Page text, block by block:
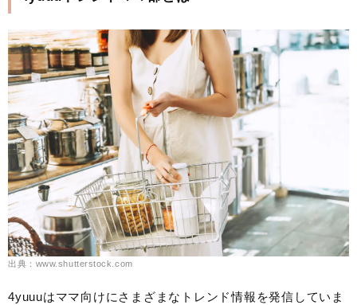
出典：www.shutterstock.com
4yuuuはママ向けにさまざまなトレンド情報を発信していま